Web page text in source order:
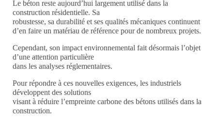
Le béton reste aujourd’hui largement utilisé dans la
construction résidentielle. Sa
robustesse, sa durabilité et ses qualités mécaniques continuent
d’en faire un matériau de référence pour de nombreux projets.
Cependant, son impact environnemental fait désormais l’objet
d’une attention particulière
dans les analyses réglementaires.
Pour répondre à ces nouvelles exigences, les industriels
développent des solutions
visant à réduire l’empreinte carbone des bétons utilisés dans la
construction.